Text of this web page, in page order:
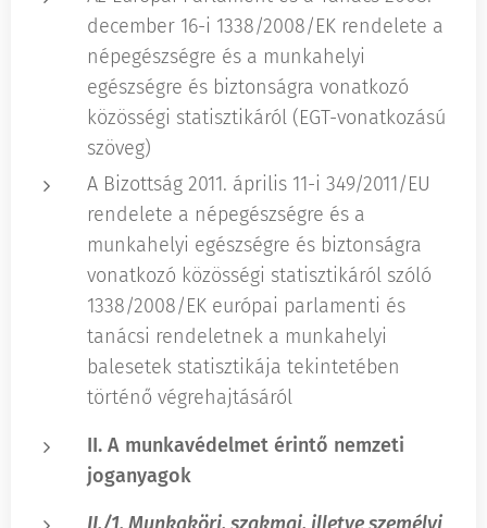
december 16-i 1338/2008/EK rendelete a
népegészségre és a munkahelyi
egészségre és biztonságra vonatkozó
közösségi statisztikáról (EGT-vonatkozású
szöveg)
A Bizottság 2011. április 11-i 349/2011/EU
rendelete a népegészségre és a
munkahelyi egészségre és biztonságra
vonatkozó közösségi statisztikáról szóló
1338/2008/EK európai parlamenti és
tanácsi rendeletnek a munkahelyi
balesetek statisztikája tekintetében
történő végrehajtásáról
II. A munkavédelmet érintő nemzeti
joganyagok